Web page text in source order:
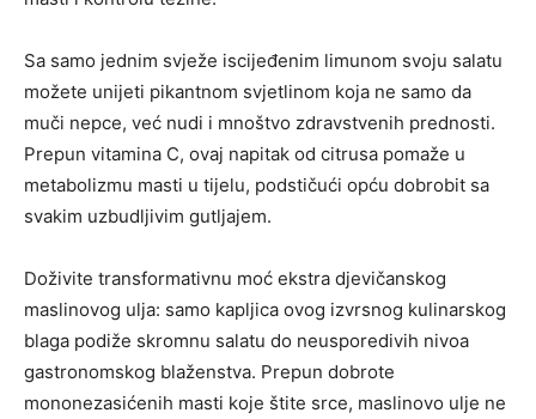
Sa samo jednim svježe iscijeđenim limunom svoju salatu
možete unijeti pikantnom svjetlinom koja ne samo da
muči nepce, već nudi i mnoštvo zdravstvenih prednosti.
Prepun vitamina C, ovaj napitak od citrusa pomaže u
metabolizmu masti u tijelu, podstičući opću dobrobit sa
svakim uzbudljivim gutljajem.
Doživite transformativnu moć ekstra djevičanskog
maslinovog ulja: samo kapljica ovog izvrsnog kulinarskog
blaga podiže skromnu salatu do neusporedivih nivoa
gastronomskog blaženstva. Prepun dobrote
mononezasićenih masti koje štite srce, maslinovo ulje ne